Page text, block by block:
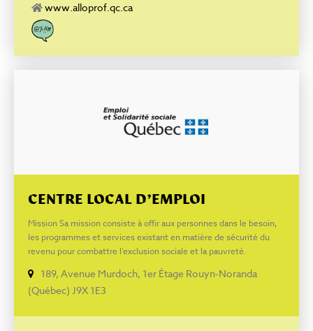
ressources numériques qu’ils affectionnent, afin de les appuyer
tout au long du parcours scolaire. Découvrez Alloprof! À l’image du
service 811 en santé, Alloprof Parents permet aux parents de
www.alloprof.qc.ca
CENTRE LOCAL D’EMPLOI
Mission Sa mission consiste à offir aux personnes dans le besoin,
les programmes et services existant en matière de sécurité du
revenu pour combattre l’exclusion sociale et la pauvreté.
189, Avenue Murdoch, 1er Étage Rouyn-Noranda
(Québec) J9X 1E3